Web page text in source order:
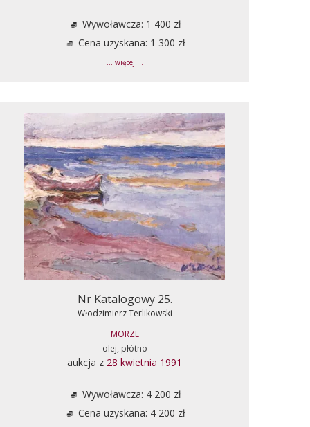
Wywoławcza: 1 400 zł
Cena uzyskana: 1 300 zł
... więcej ...
Nr Katalogowy 25.
Włodzimierz Terlikowski
MORZE
olej, płótno
aukcja z 28 kwietnia 1991
Wywoławcza: 4 200 zł
Cena uzyskana: 4 200 zł